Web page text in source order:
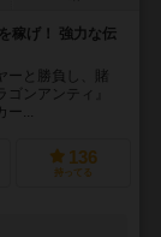
稼げ！ 強力な伝
ーと勝負し、賭
ンアンティ』
ー...
136
持ってる